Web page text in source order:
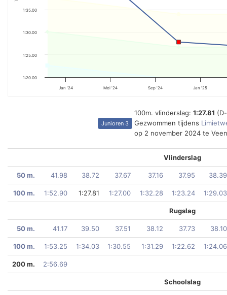
Jan '24 Mei '24 Sep '24 Jan '25
1:20.00
1:25.00
1:30.00
1:35.00
Junioren 3
100m. vlinderslag: 1:27.81
Gezwommen tijdens
op 2 november 2024 te
Vlinderslag
50 m. 41.98 38.72 37.67 37.16 37.95 38.39
100 m. 1:52.90 1:27.81 1:27.00 1:32.28 1:23.24 1:29.03
Rugslag
50 m. 41.17 39.50 37.51 38.12 37.73 38.10
100 m. 1:53.25 1:34.03 1:30.55 1:31.29 1:22.62 1:24.06
200 m. 2:56.69
Schoolslag